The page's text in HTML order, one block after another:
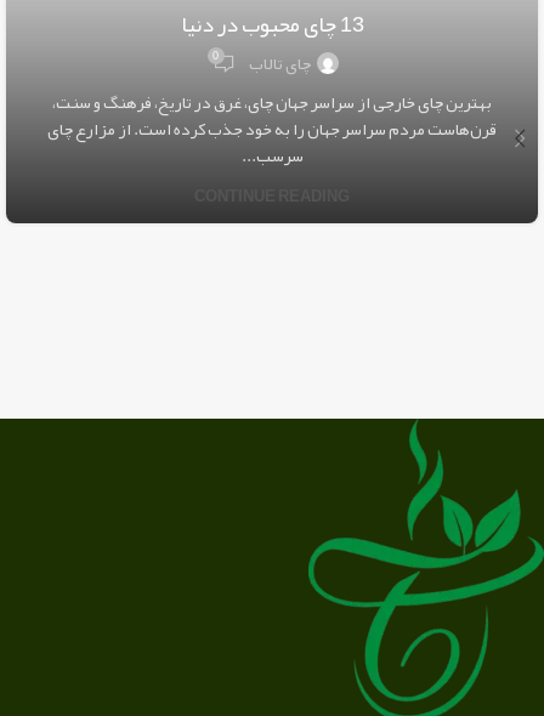
13 چای محبوب در دنیا
چای تالاب 0
بهترین چای خارجی از سراسر جهان چای، غرق در تاریخ، فرهنگ و سنت،
قرن‌هاست مردم سراسر جهان را به خود جذب کرده است. از مزارع چای
سرسب...